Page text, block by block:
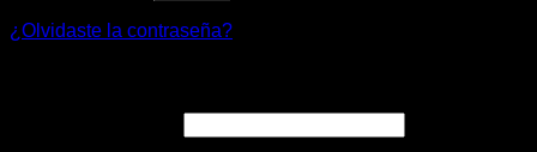
¿Olvidaste la contraseña?